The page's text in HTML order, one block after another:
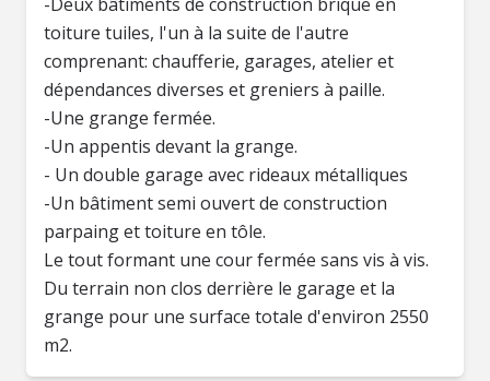
toiture tuiles, l'un à la suite de l'autre
comprenant: chaufferie, garages, atelier et
dépendances diverses et greniers à paille.
-Une grange fermée.
-Un appentis devant la grange.
- Un double garage avec rideaux métalliques
-Un bâtiment semi ouvert de construction
parpaing et toiture en tôle.
Le tout formant une cour fermée sans vis à vis.
Du terrain non clos derrière le garage et la
grange pour une surface totale d'environ 2550
m2.